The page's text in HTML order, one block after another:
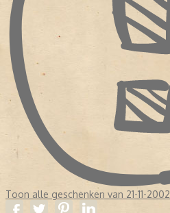
Toon alle geschenken van 21-11-2002